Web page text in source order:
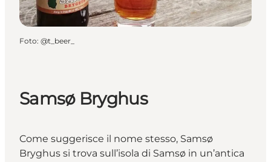
Foto: @t_beer_
Samsø Bryghus
Come suggerisce il nome stesso, Samsø
Bryghus si trova sull’isola di Samsø in un’antica